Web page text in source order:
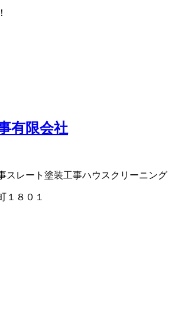
有限会社
スレート 塗装工事ハウスクリーニング
１８０１